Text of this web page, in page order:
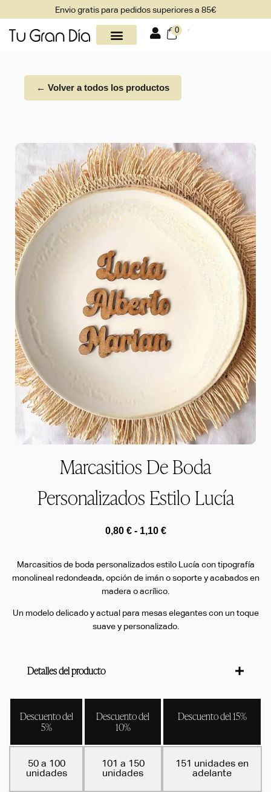
Envio gratis para pedidos superiores a 85€
0
← Volver a todos los productos
Marcasitios De Boda
Personalizados Estilo Lucía
0,80 € - 1,10 €
Marcasitios de boda personalizados estilo Lucía con tipografía
monolineal redondeada, opción de imán o soporte y acabados en
madera o acrílico.
Un modelo delicado y actual para mesas elegantes con un toque
suave y personalizado.
Detalles del producto
Descuento del
5%
Descuento del
10%
Descuento del 15%
50 a 100
unidades
101 a 150
unidades
151 unidades en
adelante